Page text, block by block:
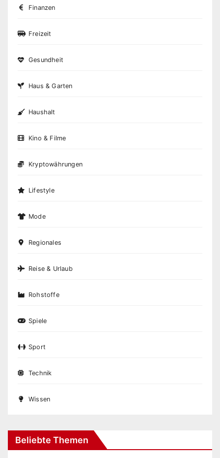
Finanzen
Freizeit
Gesundheit
Haus & Garten
Haushalt
Kino & Filme
Kryptowährungen
Lifestyle
Mode
Regionales
Reise & Urlaub
Rohstoffe
Spiele
Sport
Technik
Wissen
Beliebte Themen